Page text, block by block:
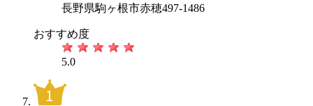
長野県駒ヶ根市赤穂497-1486
おすすめ度
5.0